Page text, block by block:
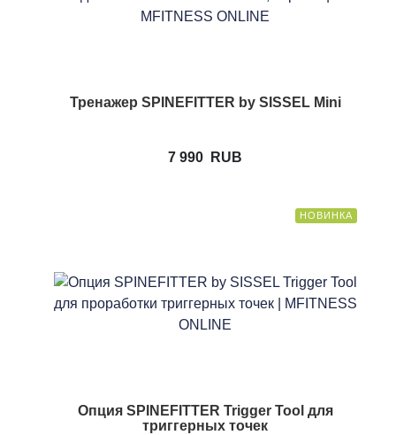
Тренажер SPINEFITTER by SISSEL Mini
7 990 RUB
НОВИНКА
Опция SPINEFITTER Trigger Tool для
триггерных точек